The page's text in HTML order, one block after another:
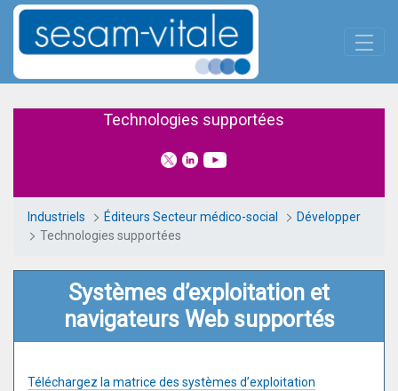
Saut au contenu principal
Technologies supportées
Technologies supportées
Industriels Éditeurs Secteur médico-social
Développer
Technologies supportées
Systèmes d’exploitation et
navigateurs Web supportés
Téléchargez la matrice des systèmes d’exploitation
Panneau de gestion des cookies